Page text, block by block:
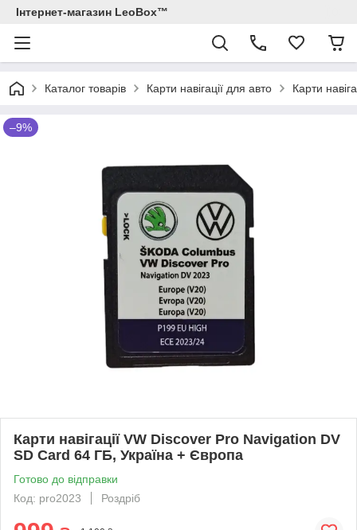
Інтернет-магазин LeoBox™
Каталог товарів Карти навігації для авто Карти
–9%
Карти навігації VW Discover Pro Navigation DV
SD Card 64 ГБ, Україна + Європа
Готово до відправки
Код: pro2023
Роздріб